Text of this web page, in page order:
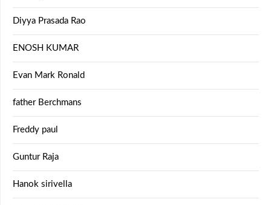
Diyya Prasada Rao
ENOSH KUMAR
Evan Mark Ronald
father Berchmans
Freddy paul
Guntur Raja
Hanok sirivella